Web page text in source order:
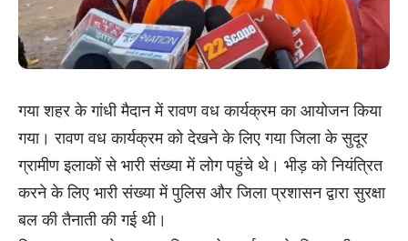
गया शहर के गांधी मैदान में रावण वध कार्यक्रम का आयोजन किया
गया। रावण वध कार्यक्रम को देखने के लिए गया जिला के सुदूर
ग्रामीण इलाकों से भारी संख्या में लोग पहुंचे थे। भीड़ को नियंत्रित
करने के लिए भारी संख्या में पुलिस और जिला प्रशासन द्वारा सुरक्षा
बल की तैनाती की गई थी।